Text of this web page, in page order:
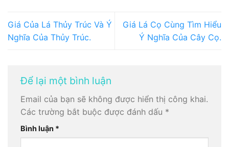
Giá Của Lá Thủy Trúc Và Ý
Nghĩa Của Thủy Trúc.
Giá Lá Cọ Cùng Tìm Hiểu
Ý Nghĩa Của Cây Cọ.
Để lại một bình luận
Email của bạn sẽ không được hiển thị công khai.
Các trường bắt buộc được đánh dấu *
Bình luận *